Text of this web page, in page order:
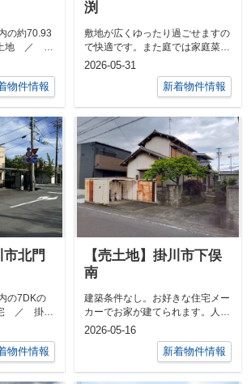
の約70.93
土地 ／ 掛
積 公簿
物件情報
渕
敷地が広くゆったり過ごせますの
で快適です。また庭では家庭菜園
が楽しめます。売中古住宅 ／
2026-05-31
新着物件情報
市北門
の7DKの
宅 ／ 掛川
公簿
物件情報
【売土地】掛川市下俣
南
建築条件なし。お好きな住宅メー
カーでお家が建てられます。人気
の中央小学校・掛川西中学校エリ
2026-05-16
新着物件情報